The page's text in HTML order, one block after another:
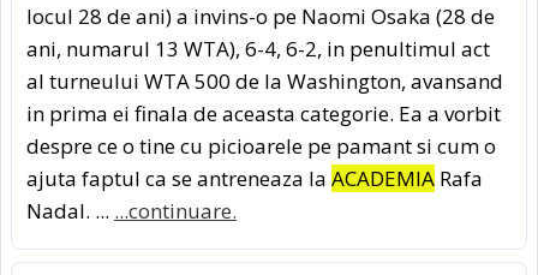
locul 28 de ani) a invins-o pe Naomi Osaka (28 de
ani, numarul 13 WTA), 6-4, 6-2, in penultimul act
al turneului WTA 500 de la Washington, avansand
in prima ei finala de aceasta categorie. Ea a vorbit
despre ce o tine cu picioarele pe pamant si cum o
ajuta faptul ca se antreneaza la ACADEMIA Rafa
Nadal. ... ...continuare.